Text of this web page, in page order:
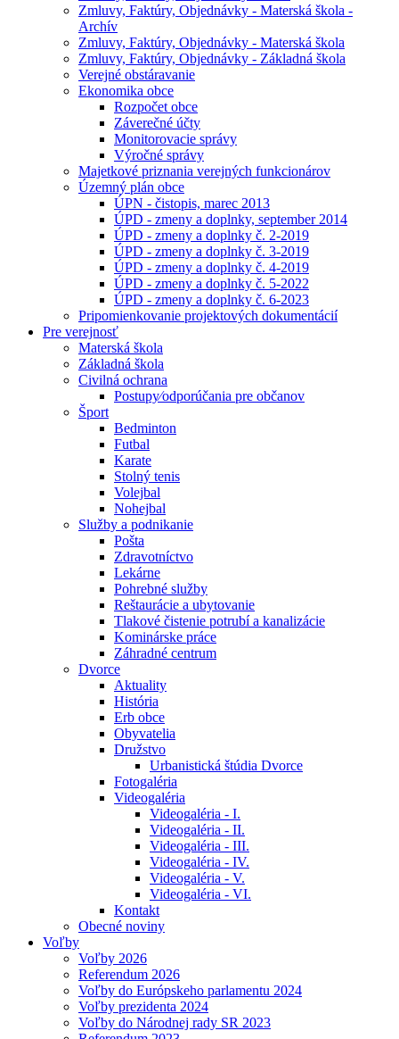
Zmluvy, Faktúry, Objednávky - Materská škola -
Archív
Zmluvy, Faktúry, Objednávky - Materská škola
Zmluvy, Faktúry, Objednávky - Základná škola
Verejné obstáravanie
Ekonomika obce
Rozpočet obce
Záverečné účty
Monitorovacie správy
Výročné správy
Majetkové priznania verejných funkcionárov
Územný plán obce
ÚPN - čistopis, marec 2013
ÚPD - zmeny a doplnky, september 2014
ÚPD - zmeny a doplnky č. 2-2019
ÚPD - zmeny a doplnky č. 3-2019
ÚPD - zmeny a doplnky č. 4-2019
ÚPD - zmeny a doplnky č. 5-2022
ÚPD - zmeny a doplnky č. 6-2023
Pripomienkovanie projektových dokumentácií
Pre verejnosť
Materská škola
Základná škola
Civilná ochrana
Postupy⁄odporúčania pre občanov
Šport
Bedminton
Futbal
Karate
Stolný tenis
Volejbal
Nohejbal
Služby a podnikanie
Pošta
Zdravotníctvo
Lekárne
Pohrebné služby
Reštaurácie a ubytovanie
Tlakové čistenie potrubí a kanalizácie
Kominárske práce
Záhradné centrum
Dvorce
Aktuality
História
Erb obce
Obyvatelia
Družstvo
Urbanistická štúdia Dvorce
Fotogaléria
Videogaléria
Videogaléria - I.
Videogaléria - II.
Videogaléria - III.
Videogaléria - IV.
Videogaléria - V.
Videogaléria - VI.
Kontakt
Obecné noviny
Voľby
Voľby 2026
Referendum 2026
Voľby do Európskeho parlamentu 2024
Voľby prezidenta 2024
Voľby do Národnej rady SR 2023